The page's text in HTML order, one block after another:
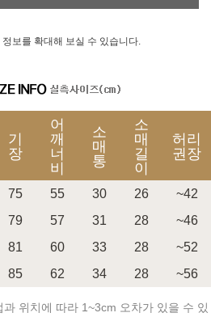
정보를 확대해 보실 수 있습니다.
기
장
어
깨
너
비
소
매
통
소
매
길
이
허리
권장
75 55 30 26
~42
79 57 31 28
~46
81 60 33 28
~52
85 62 34 28 ~56
위치에 따라 1~3cm 오차가 있을 수 있